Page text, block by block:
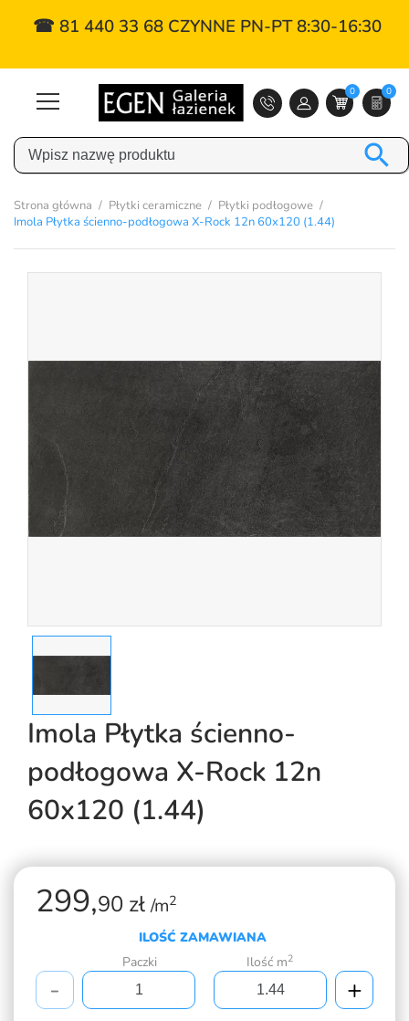
☎ 81 440 33 68 CZYNNE PN-PT 8:30-16:30
0 0

Strona główna Płytki ceramiczne
Płytki podłogowe
Imola Płytka ścienno-podłogowa X-Rock 12n 60x120 (1.44)
Imola Płytka ścienno-
podłogowa X-Rock 12n
60x120 (1.44)
299,90 zł/m2
ILOŚĆ ZAMAWIANA
Paczki
Ilość m2
- +